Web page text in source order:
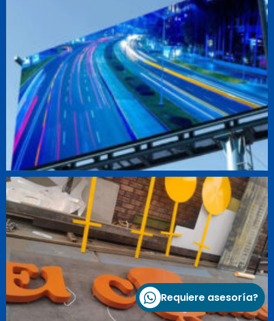
Requiere asesoría?